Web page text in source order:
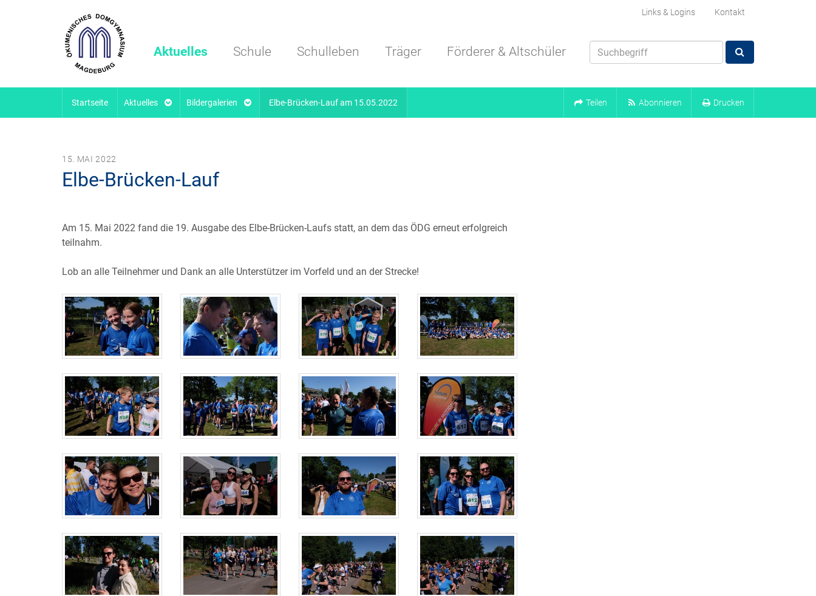
Links & Logins Kontakt
Aktuelles Schule Schulleben Träger Förderer & Altschüler
Startseite Aktuelles Bildergalerien Elbe-Brücken-Lauf am 15.05.2022 Teilen Abonnieren Drucken
15. MAI 2022
Elbe-Brücken-Lauf
Am 15. Mai 2022 fand die 19. Ausgabe des Elbe-Brücken-Laufs statt, an dem das ÖDG erneut erfolgreich
teilnahm.
Lob an alle Teilnehmer und Dank an alle Unterstützer im Vorfeld und an der Strecke!